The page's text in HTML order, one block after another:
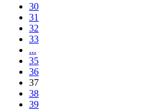
30
31
32
33
...
35
36
37
38
39